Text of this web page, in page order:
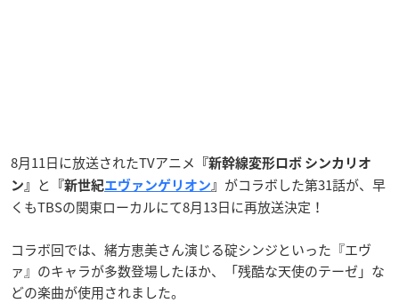
8月11日に放送されたTVアニメ
『新幹線変形ロボ シンカリオ
ン』
と 『新世紀 エヴァンゲリオン 』 がコラボした第31話が、早
くもTBSの関東ローカルにて8月13日に再放送決定！
コラボ回では、緒方恵美さん演じる碇シンジといった『エヴ
ァ』のキャラが多数登場したほか、「残酷な天使のテーゼ」な
どの楽曲が使用されました。